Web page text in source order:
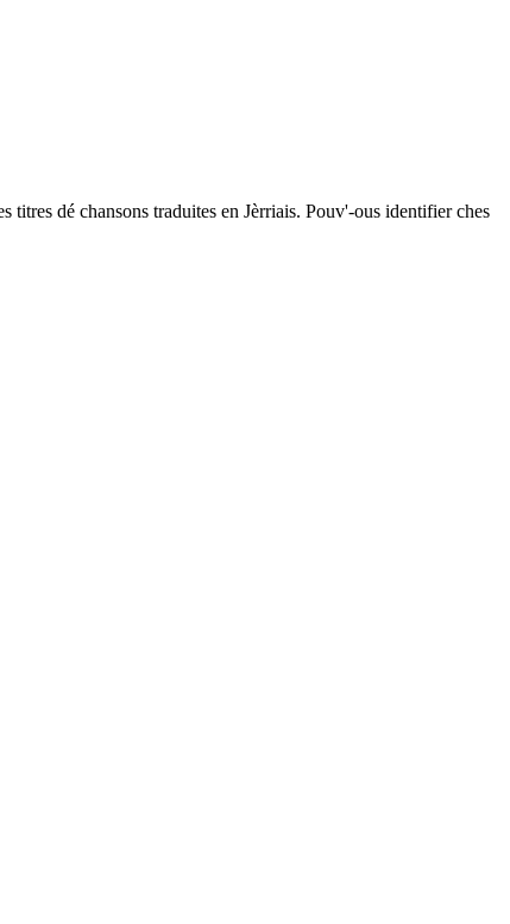
dé chansons traduites en Jèrriais. Pouv'-ous identifier ches